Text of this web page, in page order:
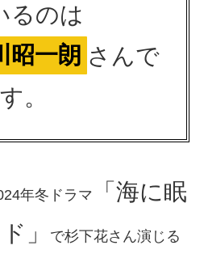
るのは
昭一朗 さんで
す。
年冬ドラマ
「海に眠
」
で杉下花さん演じる